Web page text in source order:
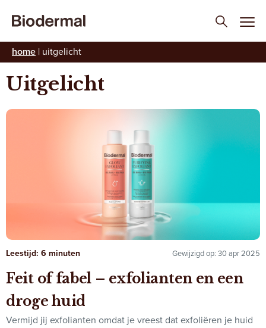
home | uitgelicht
Uitgelicht
Leestijd: 6 minuten Gewijzigd op: 30 apr 2025
Feit of fabel – exfolianten en een
droge huid
Vermijd jij exfolianten omdat je vreest dat exfoliëren je huid